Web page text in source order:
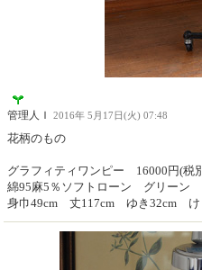
管理人Ｉ 2016年 5月17日(火) 07:48
花柄のもの
グラフィティワンピー 16000円(税
綿95麻5％ソフトローン グリーン
身巾49cm 丈117cm ゆき32cm け